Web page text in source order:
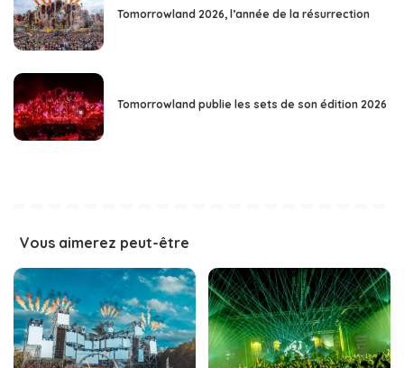
Tomorrowland 2026, l’année de la résurrection
Tomorrowland publie les sets de son édition 2026
Vous aimerez peut-être